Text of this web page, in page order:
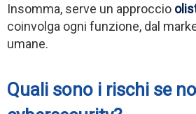
Insomma, serve un approccio
coinvolga ogni funzione, dal
umane.
Quali sono i rischi se